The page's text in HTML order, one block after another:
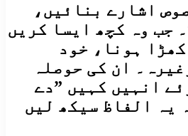
اشارے بنائیں،
جب وہ کچھ ایسا کریں
ہونا، خود
ان کی حوصلہ
انہیں کہیں ”دے
یہ الفاظ سیکھ لیں